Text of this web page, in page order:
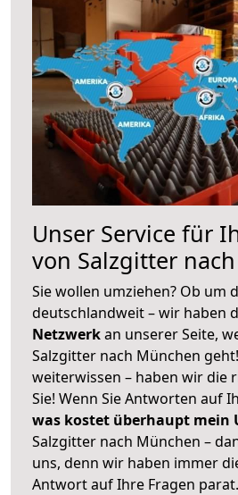
Unser Service für
von Salzgitter
Sie wollen umziehen? Ob um
deutschlandweit – wir haben
Netzwerkan unserer Seite,
Salzgitter nach München
weiterwissen – haben wir die
Sie! Wenn Sie Antworten auf
was kostet überhaupt mein
Salzgitter nach München –
uns, denn wir haben immer
Antwort auf Ihre Fragen parat.